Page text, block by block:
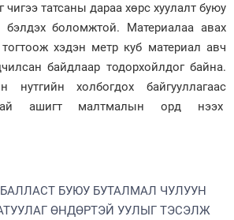
татсаны дараа хөрс хуулалт буюу
бэлдэх боломжтой. Материалаа авах
хэдэн метр куб материал авч
байдлаар тодорхойлдог байна.
холбогдох байгууллагаас
ашигт малтмалын орд нээх
БУЮУ БУТАЛМАЛ ЧУЛУУН
ӨНДӨРТЭЙ УУЛЫГ ТЭСЭЛЖ